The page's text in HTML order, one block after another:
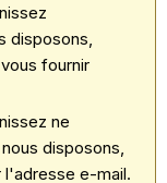
disposons,
fournir
ne
disposons,
l'adresse e-mail.